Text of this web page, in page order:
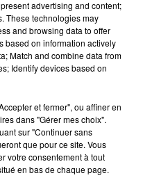
advertising and content;
These technologies may
and browsing data to offer
based on information actively
Match and combine data from
Identify devices based on
et fermer", ou affiner en
dans "Gérer mes choix".
sur "Continuer sans
que pour ce site. Vous
votre consentement à tout
en bas de chaque page.